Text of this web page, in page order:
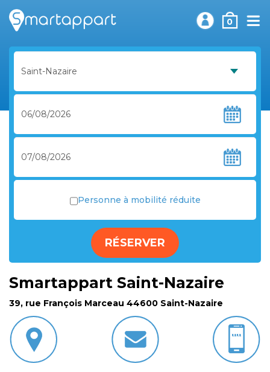
0
Personne à mobilité réduite
RÉSERVER
Smartappart Saint-Nazaire
39, rue François Marceau 44600 Saint-Nazaire